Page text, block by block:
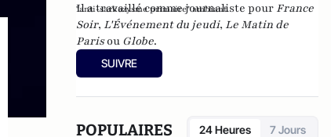
"anti-sarkozysme primaire" ambiant.
Il a travaillé comme journaliste pour France
Soir, L'Événement du jeudi, Le Matin de
Parisou Globe.
SUIVRE
POPULAIRES 24 Heures 7 Jours